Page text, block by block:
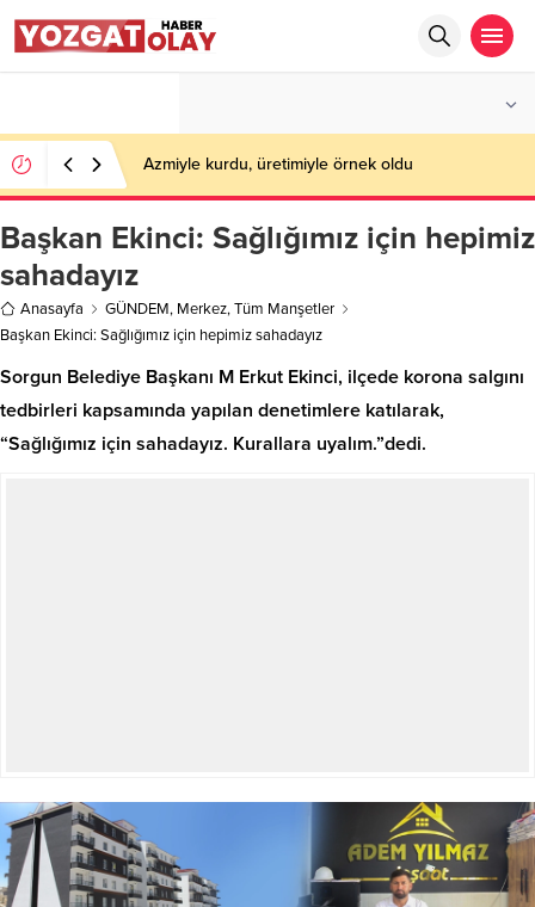
Azmiyle kurdu, üretimiyle örnek oldu
Başkan Ekinci: Sağlığımız için hepimiz
sahadayız
Anasayfa GÜNDEM, Merkez,Tüm Manşetler
Başkan Ekinci: Sağlığımız için hepimiz sahadayız
Sorgun Belediye Başkanı M Erkut Ekinci, ilçede korona salgını
tedbirleri kapsamında yapılan denetimlere katılarak,
“Sağlığımız için sahadayız. Kurallara uyalım.”dedi.